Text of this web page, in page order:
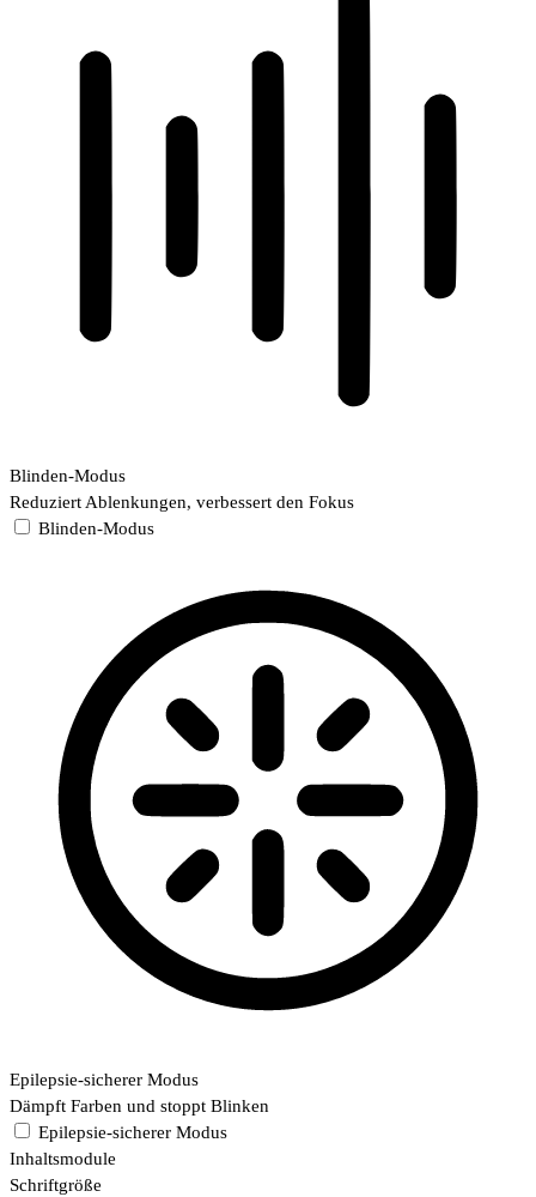
Blinden-Modus
Reduziert Ablenkungen, verbessert den Fokus
Blinden-Modus
Epilepsie-sicherer Modus
Dämpft Farben und stoppt Blinken
Epilepsie-sicherer Modus
Inhaltsmodule
Schriftgröße